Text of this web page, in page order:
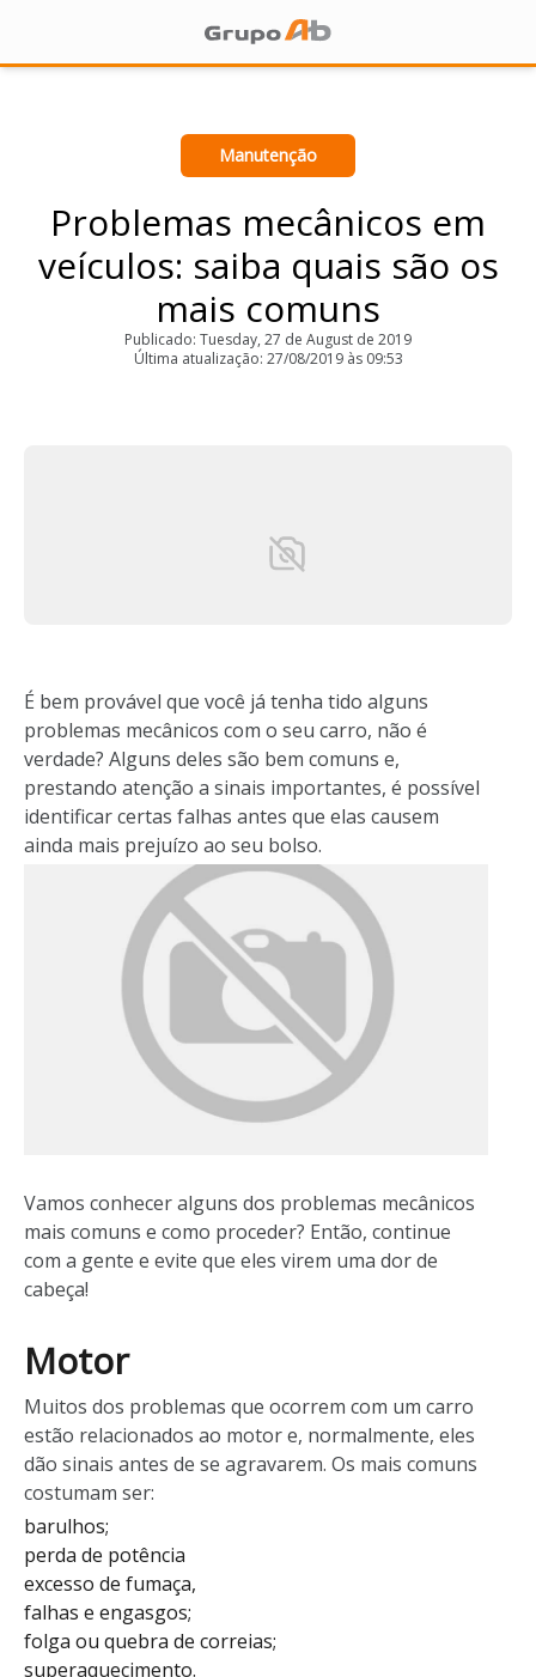
Manutenção
Problemas mecânicos em
veículos: saiba quais são os
mais comuns
Publicado: Tuesday, 27 de August de 2019
Última atualização: 27/08/2019 às 09:53
É bem provável que você já tenha tido alguns
problemas mecânicos com o seu carro, não é
verdade? Alguns deles são bem comuns e,
prestando atenção a sinais importantes, é possível
identificar certas falhas antes que elas causem
ainda mais prejuízo ao seu bolso.
Vamos conhecer alguns dos problemas mecânicos
mais comuns e como proceder? Então, continue
com a gente e evite que eles virem uma dor de
cabeça!
Motor
Muitos dos problemas que ocorrem com um carro
estão relacionados ao motor e, normalmente, eles
dão sinais antes de se agravarem. Os mais comuns
costumam ser:
barulhos;
perda de potência
excesso de fumaça,
falhas e engasgos;
folga ou quebra de correias;
superaquecimento.